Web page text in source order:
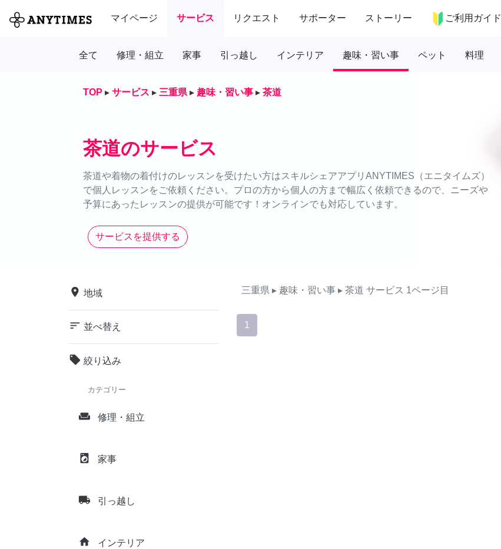
マイページ サービス リクエスト サポーター ストーリー ご利用ガイド
全て 修理・組立 家事 引っ越し インテリア 趣味・習い事 ペット 料理
TOP ▸ サービス ▸ 三重県 ▸ 趣味・習い事 ▸ 茶道
茶道のサービス
茶道や着物の着付けのレッスンを受けたい方はスキルシェアアプリANYTIMES（エニタイムズ）
で個人レッスンをご依頼ください。プロの方から個人の方まで幅広く依頼できるので、ニーズや
予算にあったレッスンの提供が可能です！オンラインでも対応しています。
サービスを提供する
place 地域
sort 並べ替え
local_offer 絞り込み
カテゴリー
weekend 修理・組立
local_laundry_service 家事
local_shipping 引っ越し
home インテリア
三重県 ▸ 趣味・習い事 ▸ 茶道 サービス 1ページ目
1